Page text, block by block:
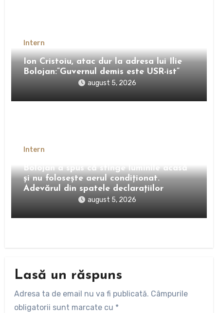
Intern
Ion Cristoiu, atac dur la adresa lui Ilie
Bolojan:”Guvernul demis este USR-ist”
august 5, 2026
Intern
Bolojan a spus că stinge luminile acasă
și nu folosește aerul condiționat.
Adevărul din spatele declarațiilor
august 5, 2026
Lasă un răspuns
Adresa ta de email nu va fi publicată. Câmpurile
obligatorii sunt marcate cu *